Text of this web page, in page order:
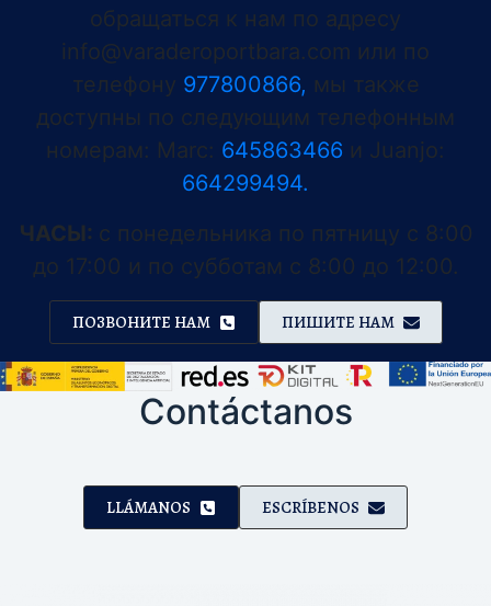
обращаться к нам по адресу
info@varaderoportbara.com или по
телефону 977800866, мы также
доступны по следующим телефонным
номерам: Marc: 645863466 и Juanjo:
664299494.
ЧАСЫ: с понедельника по пятницу с 8:00
до 17:00 и по субботам с 8:00 до 12:00.
ПОЗВОНИТЕ НАМ ПИШИТЕ НАМ
Contáctanos
LLÁMANOS ESCRÍBENOS